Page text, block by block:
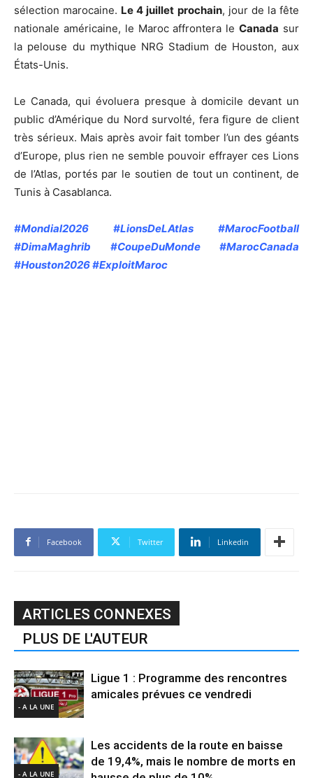
sélection marocaine. Le 4 juillet prochain, jour de la fête
nationale américaine, le Maroc affrontera leCanada sur
la pelouse du mythique NRG Stadium de Houston, aux
États-Unis.
Le Canada, qui évoluera presque à domicile devant un
public d’Amérique du Nord survolté, fera figure de client
très sérieux. Mais après avoir fait tomber l’un des géants
d’Europe, plus rien ne semble pouvoir effrayer ces Lions
de l’Atlas, portés par le soutien de tout un continent, de
Tunis à Casablanca.
#Mondial2026 #LionsDeLAtlas #MarocFootball
#DimaMaghrib #CoupeDuMonde #MarocCanada
#Houston2026 #ExploitMaroc
Facebook Twitter Linkedin
ARTICLES CONNEXES
PLUS DE L'AUTEUR
- A LA UNE
Ligue 1 : Programme des rencontres
amicales prévues ce vendredi
- A LA UNE
Les accidents de la route en baisse
de 19,4%, mais le nombre de morts en